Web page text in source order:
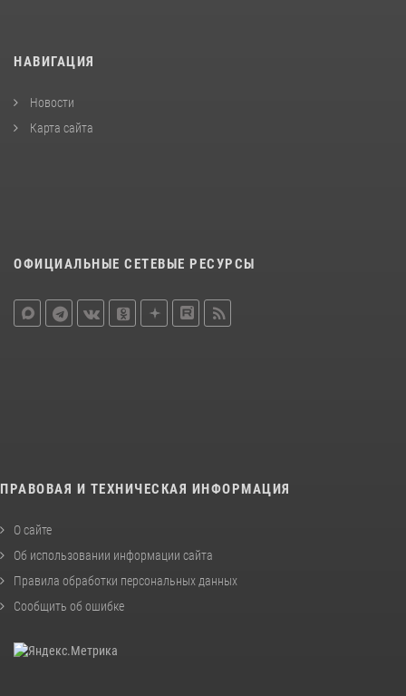
НАВИГАЦИЯ
Новости
Карта сайта
ОФИЦИАЛЬНЫЕ СЕТЕВЫЕ РЕСУРСЫ
ПРАВОВАЯ И ТЕХНИЧЕСКАЯ ИНФОРМАЦИЯ
О сайте
Об использовании информации сайта
Правила обработки персональных данных
Сообщить об ошибке